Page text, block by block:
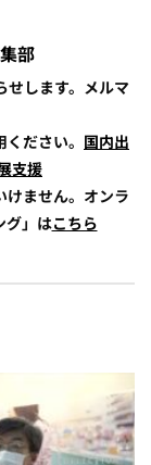
部
せします。メルマ
ださい。 国内出
支援
けません。オンラ
グ」はこちら